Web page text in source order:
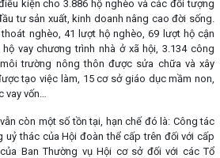
kiện cho 3.886 hộ nghèo và các đối tượng
tư sản xuất, kinh doanh nâng cao đời sống.
nghèo, 41 lượt hộ nghèo, 69 lượt hộ cận
vay chương trình nhà ở xã hội, 3.134 công
trường nông thôn được sửa chữa và xây
tạo việc làm, 15 cơ sở giáo dục mầm non,
vốn…
còn một số tồn tại, hạn chế đó là: Công tác
uỷ thác của Hội đoàn thể cấp trên đối với cấp
Ban Thường vụ Hội cơ sở đối với các Tổ